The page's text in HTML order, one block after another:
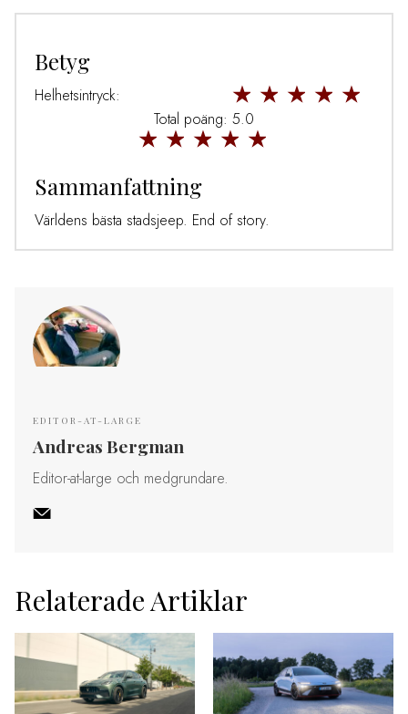
Betyg
Helhetsintryck:
Total poäng: 5.0
Sammanfattning
Världens bästa stadsjeep. End of story.
EDITOR-AT-LARGE
Andreas Bergman
Editor-at-large och medgrundare.
Relaterade Artiklar